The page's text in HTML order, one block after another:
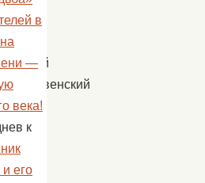
в
—
века!
к
его